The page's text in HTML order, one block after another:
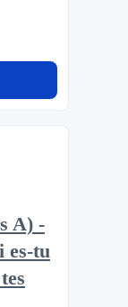
A) -
es-tu